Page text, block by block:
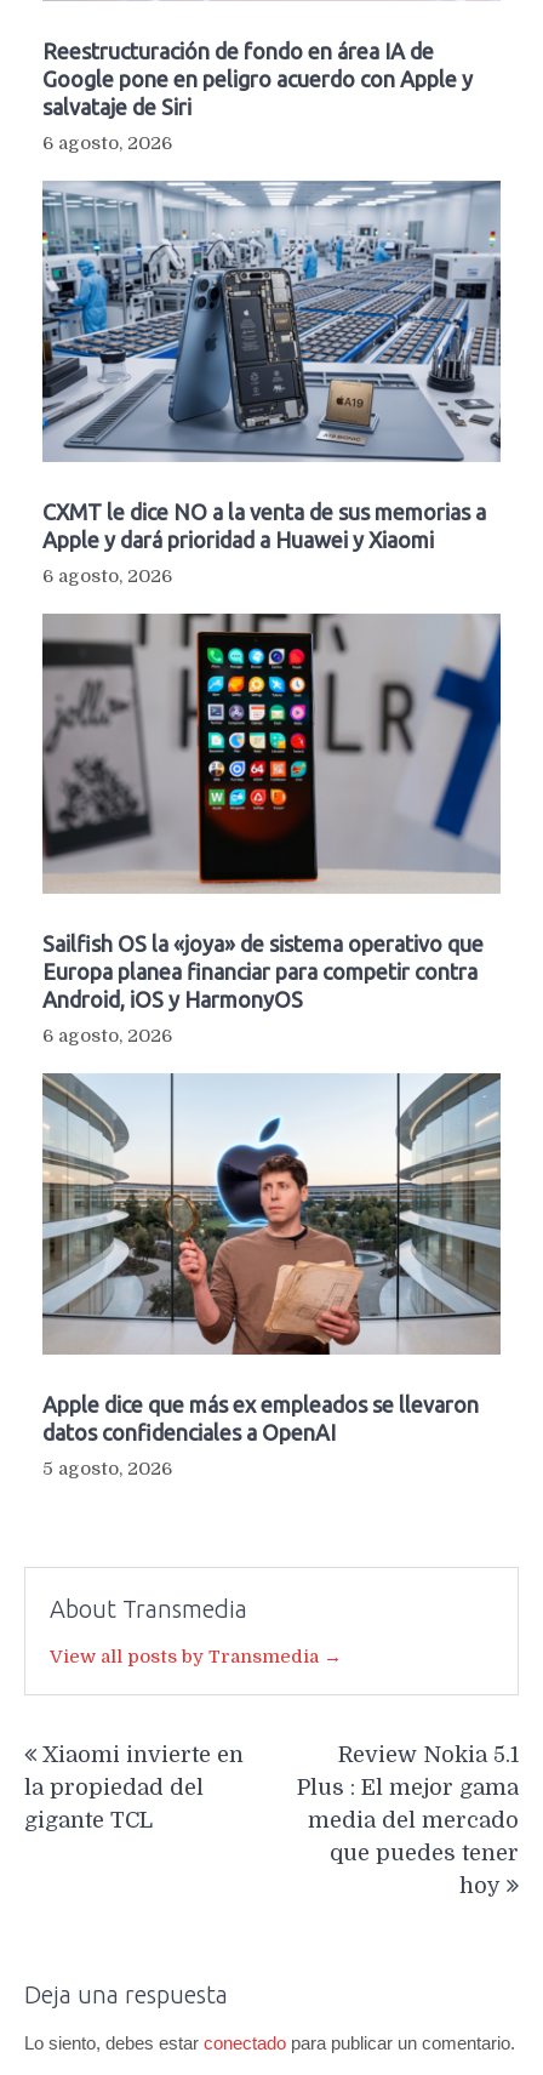
Reestructuración de fondo en área IA de
Google pone en peligro acuerdo con Apple y
salvataje de Siri
6 agosto, 2026
CXMT le dice NO a la venta de sus memorias a
Apple y dará prioridad a Huawei y Xiaomi
6 agosto, 2026
Sailfish OS la «joya» de sistema operativo que
Europa planea financiar para competir contra
Android, iOS y HarmonyOS
6 agosto, 2026
Apple dice que más ex empleados se llevaron
datos confidenciales a OpenAI
5 agosto, 2026
About Transmedia
View all posts by Transmedia →
de
entradas
Xiaomi invierte en
la propiedad del
gigante TCL
Review Nokia 5.1
Plus : El mejor gama
media del mercado
que puedes tener
hoy
Deja una respuesta
Lo siento, debes estar conectado para publicar un comentario.